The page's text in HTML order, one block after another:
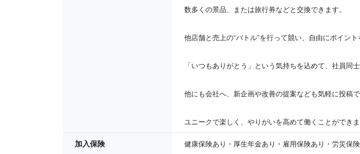
数多くの景品、または旅行券などと交換できます。
他店舗と売上の“バトル”を行って競い、自由にポイン
「いつもありがとう」という気持ちを込めて、社員同
他にも会社へ、新企画や改善の提案なども気軽に投稿
ユニークで楽しく、やりがいを高めて働くことができま
加入保険 健康保険あり・厚生年金あり・雇用保険あり・労災保